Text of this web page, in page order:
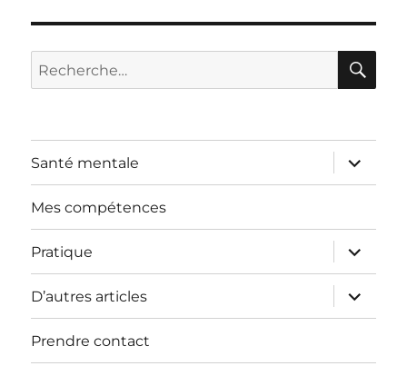
Recherche
pour :
Santé mentale
ouvrir
le
sous-
Mes compétences
Pratique
ouvrir
le
sous-
menu
D’autres articles
ouvrir
le
sous-
Prendre contact